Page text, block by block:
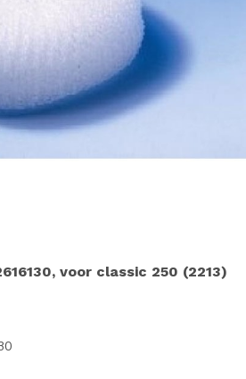
voor classic 250 (2213)